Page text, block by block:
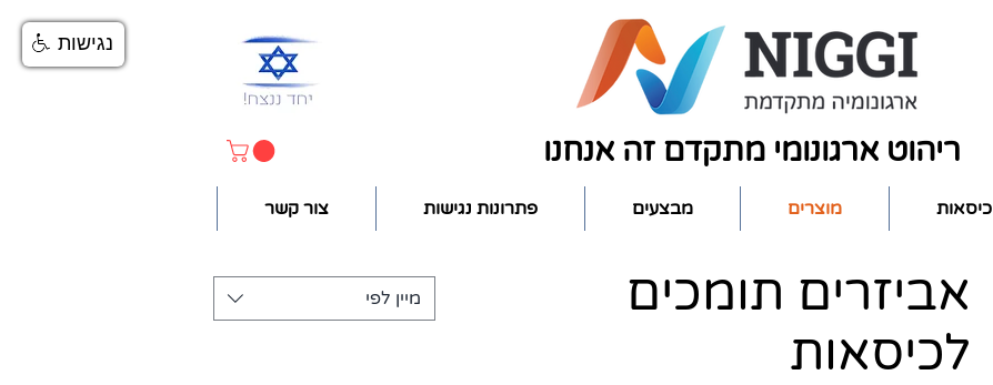
ריהוט ארגונומי מתקדם זה אנחנו
כיסאות מוצרים מבצעים פתרונות נגישות צור קשר
מיין לפי
אביזרים תומכים
לכיסאות
נגישות